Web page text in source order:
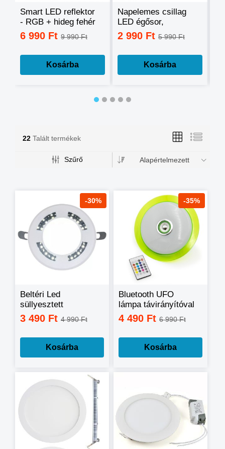
Smart LED reflektor
- RGB + hideg fehér
+ meleg fehér, okos
telefonnal
6 990 Ft 9 990 Ft
Kosárba
Napelemes csillag
LED égősor,
fényfüzér
2 990 Ft 5 990 Ft
Kosárba
22 Talált termékek
Szűrő Alapértelmezett
-30%
Beltéri Led
süllyesztett
mennyezeti lámpa
24W
3 490 Ft 4 990 Ft
Kosárba
-35%
Bluetooth UFO
lámpa távirányítóval
48W
4 490 Ft 6 990 Ft
Kosárba